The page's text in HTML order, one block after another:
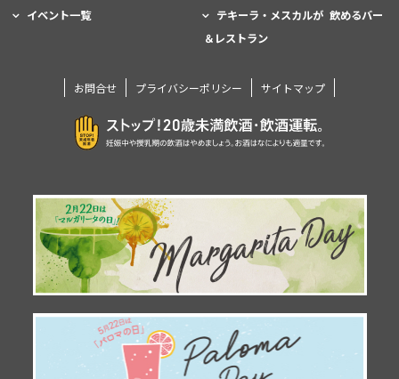
イベント一覧
テキーラ・メスカルが 飲めるバー
＆レストラン
お問合せ プライバシーポリシー サイトマップ